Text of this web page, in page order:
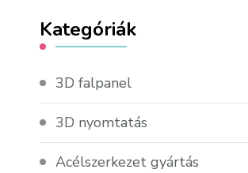
Kategóriák
3D falpanel
3D nyomtatás
Acélszerkezet gyártás